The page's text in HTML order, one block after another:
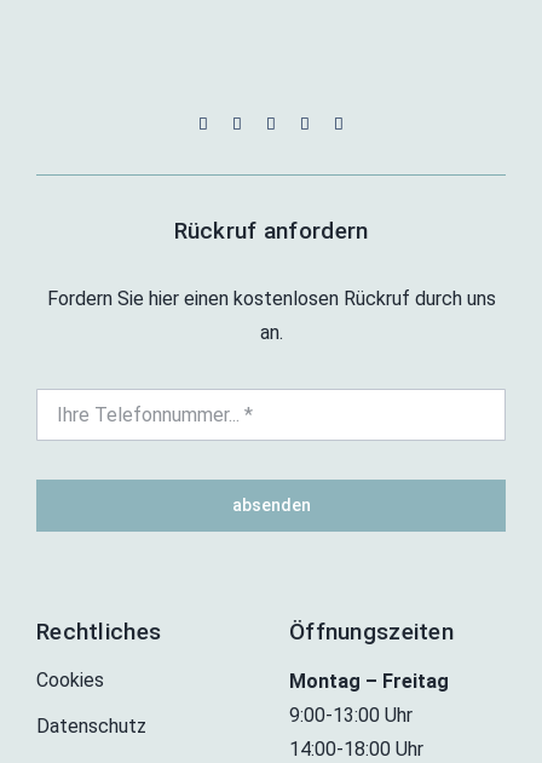
Rückruf anfordern
Fordern Sie hier einen kostenlosen Rückruf durch uns
an.
absenden
Rechtliches
Cookies
Datenschutz
Öffnungszeiten
Montag – Freitag
9:00-13:00 Uhr
14:00-18:00 Uhr